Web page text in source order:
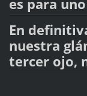
es para
En
nuestra
tercer ojo,